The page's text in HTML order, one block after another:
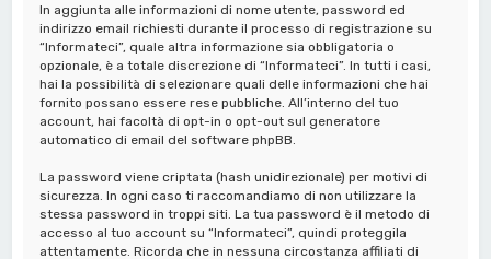
In aggiunta alle informazioni di nome utente, password ed
indirizzo email richiesti durante il processo di registrazione su
“Informateci”, quale altra informazione sia obbligatoria o
opzionale, è a totale discrezione di “Informateci”. In tutti i casi,
hai la possibilità di selezionare quali delle informazioni che hai
fornito possano essere rese pubbliche. All’interno del tuo
account, hai facoltà di opt-in o opt-out sul generatore
automatico di email del software phpBB.
La password viene criptata (hash unidirezionale) per motivi di
sicurezza. In ogni caso ti raccomandiamo di non utilizzare la
stessa password in troppi siti. La tua password è il metodo di
accesso al tuo account su “Informateci”, quindi proteggila
attentamente. Ricorda che in nessuna circostanza affiliati di